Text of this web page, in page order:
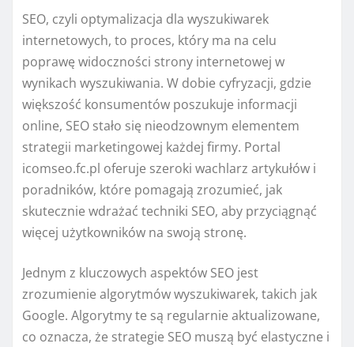
SEO, czyli optymalizacja dla wyszukiwarek
internetowych, to proces, który ma na celu
poprawę widoczności strony internetowej w
wynikach wyszukiwania. W dobie cyfryzacji, gdzie
większość konsumentów poszukuje informacji
online, SEO stało się nieodzownym elementem
strategii marketingowej każdej firmy. Portal
icomseo.fc.pl oferuje szeroki wachlarz artykułów i
poradników, które pomagają zrozumieć, jak
skutecznie wdrażać techniki SEO, aby przyciągnąć
więcej użytkowników na swoją stronę.
Jednym z kluczowych aspektów SEO jest
zrozumienie algorytmów wyszukiwarek, takich jak
Google. Algorytmy te są regularnie aktualizowane,
co oznacza, że strategie SEO muszą być elastyczne i